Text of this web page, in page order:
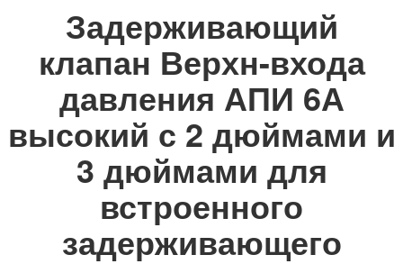
Задерживающий
клапан Верхн-входа
давления АПИ 6А
высокий с 2 дюймами и
3 дюймами для
встроенного
задерживающего